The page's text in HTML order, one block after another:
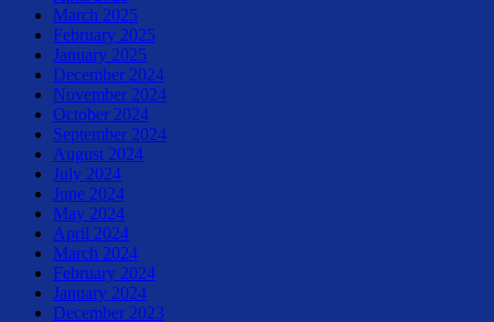
March 2025
February 2025
January 2025
December 2024
November 2024
October 2024
September 2024
August 2024
July 2024
June 2024
May 2024
April 2024
March 2024
February 2024
January 2024
December 2023